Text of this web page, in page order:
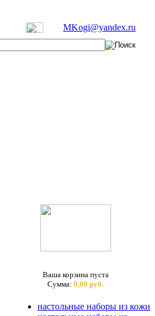
MKogi@yandex.ru
Ваша корзина пуста
Сумма: 0,00 руб.
настольные наборы из кожи